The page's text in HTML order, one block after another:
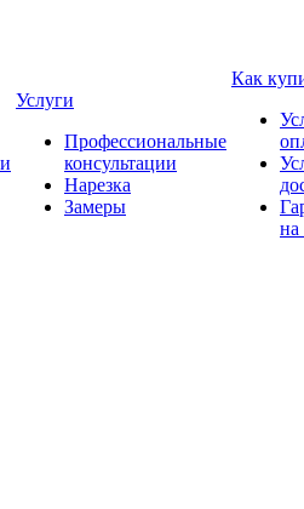
Услуги
Профессиональные
консультации
Нарезка
Замеры
Как
на